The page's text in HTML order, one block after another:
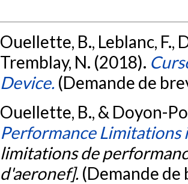
Ouellette, B., Leblanc, F.,
Tremblay, N. (2018).
Device. (Demande de
Ouellette, B., & Doyon-
Performance Limitations
limitations de
d'aeronef]. (Demande